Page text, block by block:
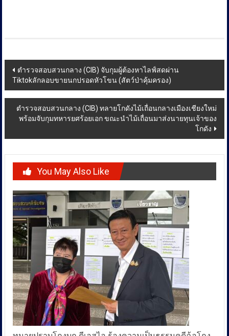
Post
navigation
ตำรวจสอบสวนกลาง (CIB) จับกุมผู้ต้องหาไลฟ์สดผ่าน
Tiktokลักลอบขายนกปรอดหัวโขน (สัตว์ป่าคุ้มครอง)
ตำรวจสอบสวนกลาง (CIB) ทลายโกดังไม้เถื่อนกลางเมืองเชียงใหม่
พร้อมจับกุมทหารยศร้อยเอก ขณะนำไม้เถื่อนมาส่งนายทุนเจ้าของ
โกดัง
You May Also Like